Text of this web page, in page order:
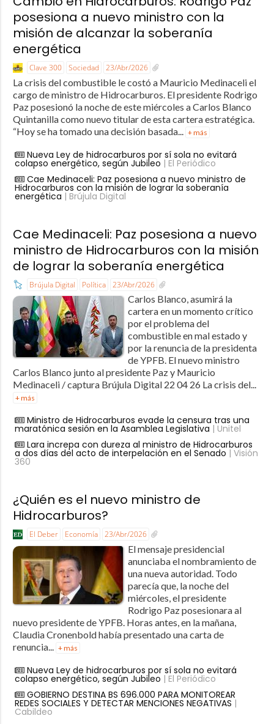
posesiona a nuevo ministro con la
misión de alcanzar la soberanía
energética
Clave 300 Sociedad 23/Abr/2026
La crisis del combustible le costó a Mauricio Medinaceli el
cargo de ministro de Hidrocarburos. El presidente Rodrigo
Paz posesionó la noche de este miércoles a Carlos Blanco
Quintanilla como nuevo titular de esta cartera estratégica.
“Hoy se ha tomado una decisión basada...
+ más
Nueva Ley de hidrocarburos por sí sola no evitará
colapso energético, según Jubileo | El Periódico
Cae Medinaceli: Paz posesiona a nuevo ministro de
Hidrocarburos con la misión de lograr la soberanía
energética | Brújula Digital
Cae Medinaceli: Paz posesiona a nuevo
ministro de Hidrocarburos con la misión
de lograr la soberanía energética
Brújula Digital Política 23/Abr/2026
Carlos Blanco, asumirá la
cartera en un momento crítico
por el problema del
combustible en mal estado y
por la renuncia de la presidenta
de YPFB. El nuevo ministro
Carlos Blanco junto al presidente Paz y Mauricio
Medinaceli / captura Brújula Digital 22 04 26 La crisis del...
+ más
Ministro de Hidrocarburos evade la censura tras una
maratónica sesión en la Asamblea Legislativa | Unitel
Lara increpa con dureza al ministro de Hidrocarburos
a dos días del acto de interpelación en el Senado | Visión
360
¿Quién es el nuevo ministro de
Hidrocarburos?
El Deber Economía 23/Abr/2026
El mensaje presidencial
anunciaba el nombramiento de
una nueva autoridad. Todo
parecía que, la noche del
miércoles, el presidente
Rodrigo Paz posesionara al
nuevo presidente de YPFB. Horas antes, en la mañana,
Claudia Cronenbold había presentado una carta de
renuncia... + más
Nueva Ley de hidrocarburos por sí sola no evitará
colapso energético, según Jubileo | El Periódico
GOBIERNO DESTINA BS 696.000 PARA MONITOREAR
REDES SOCIALES Y DETECTAR MENCIONES NEGATIVAS |
Cabildeo